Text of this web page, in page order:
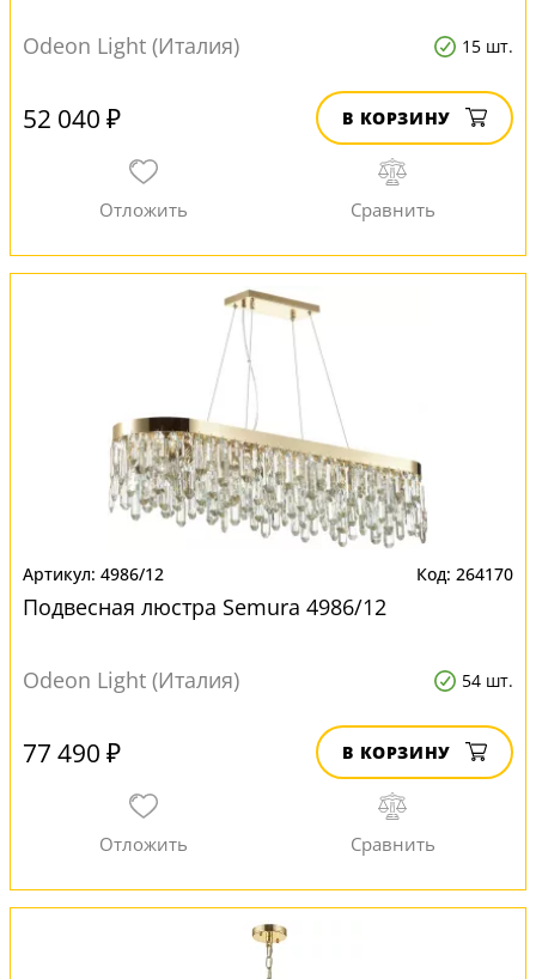
Odeon Light (Италия) 15 шт.
52 040 ₽ В КОРЗИНУ
4986/12 264170
Подвесная люстра Semura 4986/12
Odeon Light (Италия) 54 шт.
77 490 ₽ В КОРЗИНУ